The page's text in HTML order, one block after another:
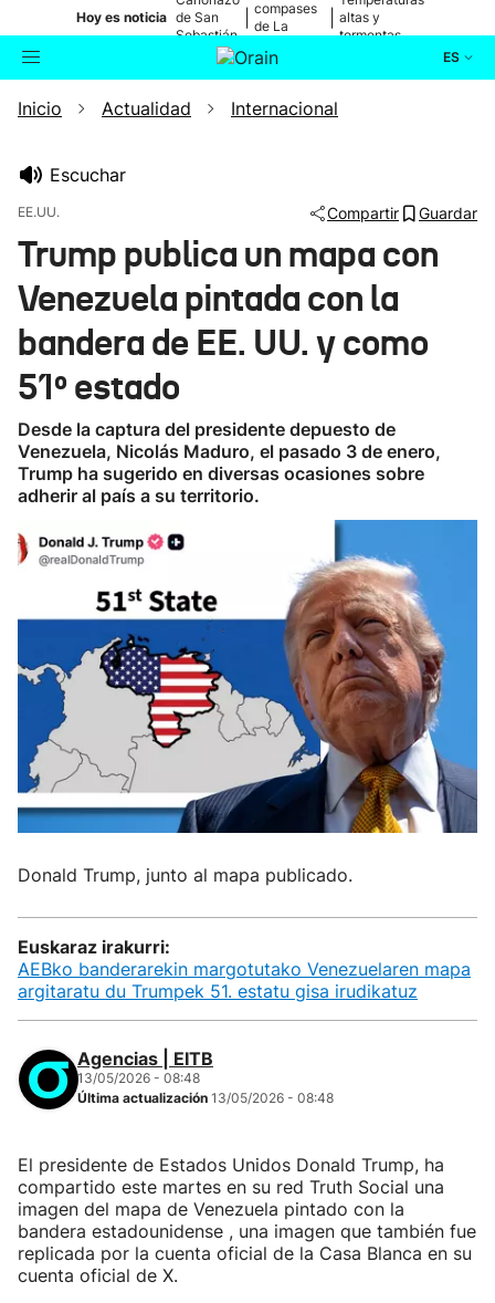
Hoy es noticia de San
Sebastián
compases
de La
altas y
tormentas
ES
Buscador Actualidad
Ikusmiran
Eguraldia
Inicio Actualidad Internacional
Escuchar
EE.UU. Compartir Guardar
Trump publica un mapa con
Venezuela pintada con la
bandera de EE. UU. y como
51º estado
Desde la captura del presidente depuesto de
Venezuela, Nicolás Maduro, el pasado 3 de enero,
Trump ha sugerido en diversas ocasiones sobre
adherir al país a su territorio.
Donald Trump, junto al mapa publicado.
Euskaraz irakurri:
AEBko banderarekin margotutako Venezuelaren mapa
argitaratu du Trumpek 51. estatu gisa irudikatuz
Agencias | EITB
13/05/2026 - 08:48
Última actualización 13/05/2026 - 08:48
El presidente de Estados Unidos Donald Trump, ha
compartido este martes en su red Truth Social una
imagen del mapa de Venezuela pintado con la
bandera estadounidense , una imagen que también fue
replicada por la cuenta oficial de la Casa Blanca en su
cuenta oficial de X.